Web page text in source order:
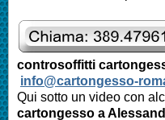
controsoffitti
info@cartongesso-
Qui sotto un video con
cartongesso a